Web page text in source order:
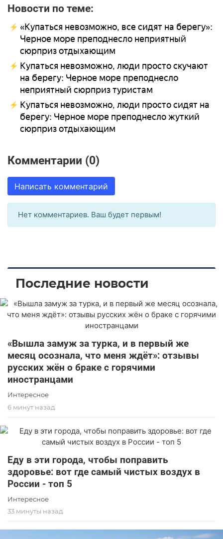
Новости по теме:
«Купаться невозможно, все сидят на берегу»:
Черное море преподнесло неприятный
сюрприз отдыхающим
Купаться невозможно, люди просто скучают
на берегу: Черное море преподнесло
неприятный сюрприз туристам
Купаться невозможно, люди просто сидят на
берегу: Черное море преподнесло жуткий
сюрприз отдыхающим
Комментарии (0)
Написать комментарий
Нет комментариев. Ваш будет первым!
Последние новости
«Вышла замуж за турка, и в первый же
месяц осознала, что меня ждёт»: отзывы
русских жён о браке с горячими
иностранцами
Интересное
6 минут назад
Еду в эти города, чтобы поправить
здоровье: вот где самый чистых воздух в
России - топ 5
Интересное
33 минуты назад